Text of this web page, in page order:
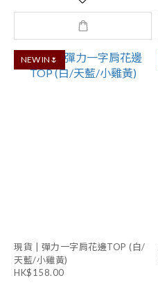
NEW IN🌷
現貨 | 彈力一字肩花邊TOP (白/
天藍/小雞黃)
HK$158.00